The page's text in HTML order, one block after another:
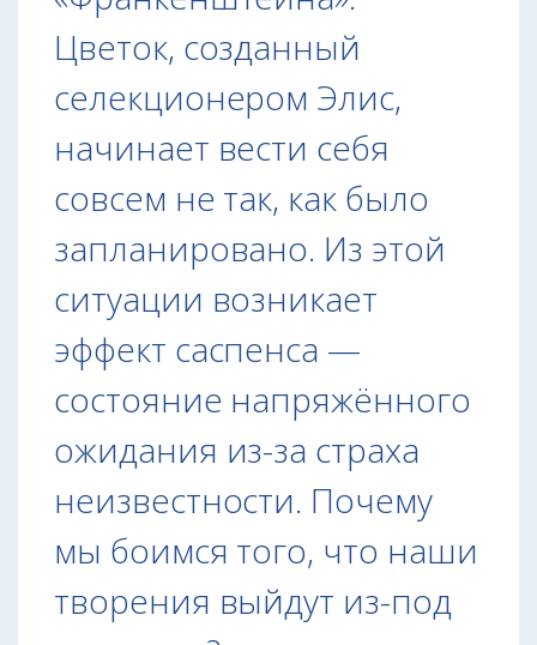
Цветок, созданный
селекционером Элис,
начинает вести себя
совсем не так, как было
запланировано. Из этой
ситуации возникает
эффект саспенса —
состояние напряжённого
ожидания из-за страха
неизвестности. Почему
мы боимся того, что наши
творения выйдут из-под